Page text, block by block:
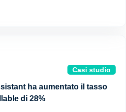
Casi studio
ha aumentato il tasso
di 28%